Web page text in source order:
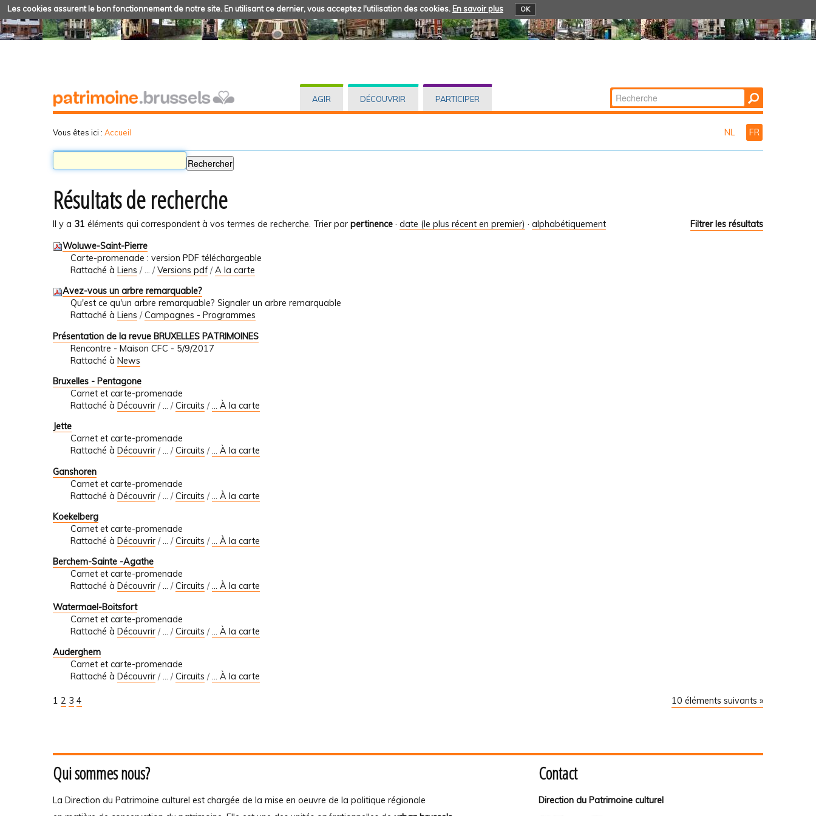
Les cookies assurent le bon fonctionnement de notre site. En utilisant ce dernier, vous acceptez l'utilisation des cookies. En savoir plus OK
AGIR DÉCOUVRIR PARTICIPER Chercher par
Recherche
Vous êtes ici : Accueil NL FR
Résultats de recherche
Il y a 31 éléments qui correspondent à vos termes de recherche. Filtrer les résultats
Trier par pertinence · date (le plus récent en premier) · alphabétiquement
Woluwe-Saint-Pierre
Carte-promenade : version PDF téléchargeable
Rattaché à Liens /… /Versions pdf /A la carte
Avez-vous un arbre remarquable?
Qu'est ce qu'un arbre remarquable? Signaler un arbre remarquable
Rattaché à Liens /Campagnes - Programmes
Présentation de la revue BRUXELLES PATRIMOINES
Rencontre - Maison CFC - 5/9/2017
Rattaché à News
Bruxelles - Pentagone
Carnet et carte-promenade
Rattaché à Découvrir /… /Circuits /... À la carte
Jette
Carnet et carte-promenade
Rattaché à Découvrir /… /Circuits /... À la carte
Ganshoren
Carnet et carte-promenade
Rattaché à Découvrir /… /Circuits /... À la carte
Koekelberg
Carnet et carte-promenade
Rattaché à Découvrir /… /Circuits /... À la carte
Berchem-Sainte -Agathe
Carnet et carte-promenade
Rattaché à Découvrir /… /Circuits /... À la carte
Watermael-Boitsfort
Carnet et carte-promenade
Rattaché à Découvrir /… /Circuits /... À la carte
Auderghem
Carnet et carte-promenade
Rattaché à Découvrir /… /Circuits /... À la carte
10 éléments suivants »
1 2 3 4
Qui sommes nous?
La Direction du Patrimoine culturel est chargée de la mise en oeuvre de la politique régionale
Contact
Direction du Patrimoine culturel